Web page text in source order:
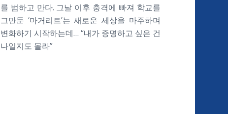
를 범하고 만다. 그날 이후 충격에 빠져 학교를
그만둔 ‘마거리트’는 새로운 세상을 마주하며
변화하기 시작하는데… “내가 증명하고 싶은 건
나일지도 몰라”